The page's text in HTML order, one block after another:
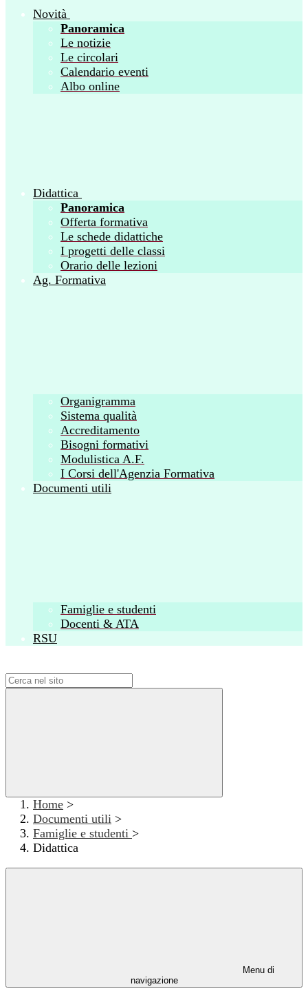
Novità
Panoramica
Le notizie
Le circolari
Calendario eventi
Albo online
Didattica
Panoramica
Offerta formativa
Le schede didattiche
I progetti delle classi
Orario delle lezioni
Ag. Formativa
Organigramma
Sistema qualità
Accreditamento
Bisogni formativi
Modulistica A.F.
I Corsi dell'Agenzia Formativa
Documenti utili
Famiglie e studenti
Docenti & ATA
RSU
Home >
Documenti utili >
Famiglie e studenti >
Didattica
Menu di
navigazione